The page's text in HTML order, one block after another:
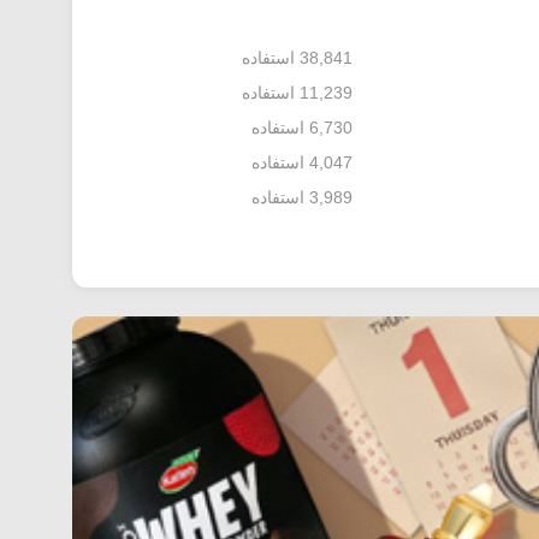
38,841 استفاده
11,239 استفاده
6,730 استفاده
4,047 استفاده
3,989 استفاده